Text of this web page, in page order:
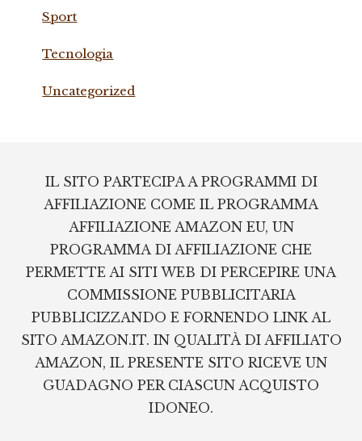
Sport
Tecnologia
Uncategorized
IL SITO PARTECIPA A PROGRAMMI DI
AFFILIAZIONE COME IL PROGRAMMA
AFFILIAZIONE AMAZON EU, UN
PROGRAMMA DI AFFILIAZIONE CHE
PERMETTE AI SITI WEB DI PERCEPIRE UNA
COMMISSIONE PUBBLICITARIA
PUBBLICIZZANDO E FORNENDO LINK AL
SITO AMAZON.IT. IN QUALITÀ DI AFFILIATO
AMAZON, IL PRESENTE SITO RICEVE UN
GUADAGNO PER CIASCUN ACQUISTO
IDONEO.